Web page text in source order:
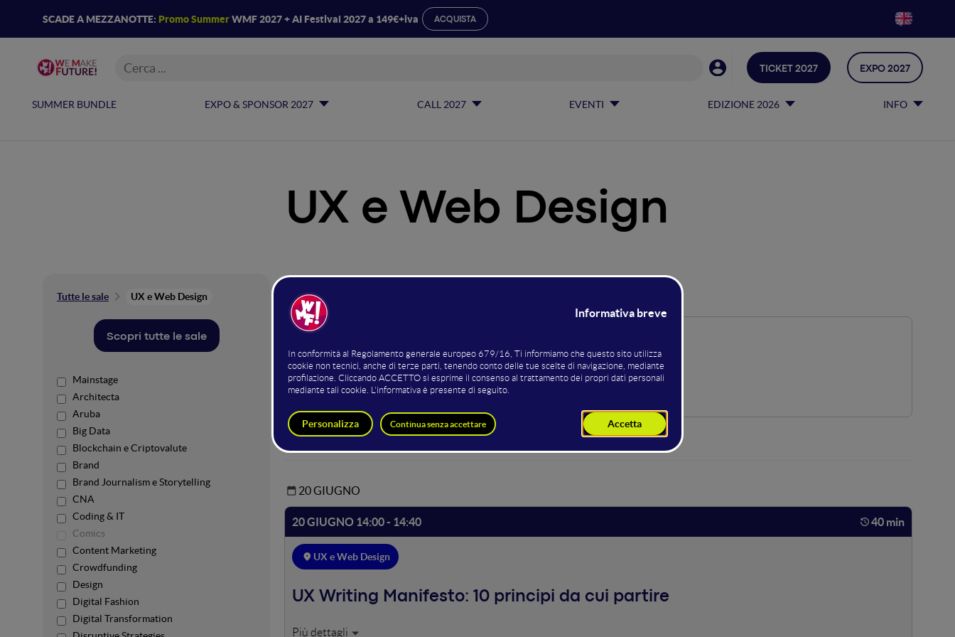
SCADE A MEZZANOTTE: Promo SummerWMF 2027 + AI Festival 2027 a 149€+iva ACQUISTA
SUMMER BUNDLE EXPO & SPONSOR 2027 CALL 2027 EVENTI EDIZIONE 2026 INFO
TICKET 2027 EXPO 2027
UX e Web Design
Tutte le sale UX e Web Design
Scopri tutte le sale
Mainstage
Architecta
Aruba
Big Data
Blockchain e Criptovalute
Brand
Brand Journalism e Storytelling
CNA
Coding & IT
Comics
Content Marketing
Crowdfunding
Design
Digital Fashion
Digital Transformation
UX e Web Design
Hosting della sala
Marco Tagliavacche
Head of Design
20 GIUGNO
20 GIUGNO 14:00 - 14:40 40 min
UX e Web Design
UX Writing Manifesto: 10 principi da cui partire
Tracciamo insieme la strada da seguire per guidare le persone nella navigazione sul sito attraverso i nostri testi. Senza che